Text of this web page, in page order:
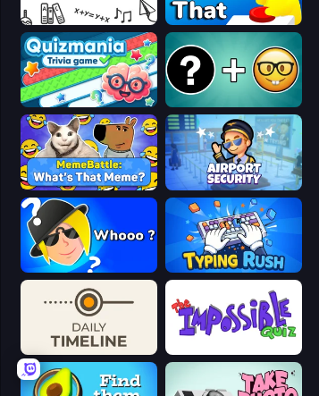
Brain Teaser ToT or Trivia
Quizmania: Trivia Game
MemeBattle: What's That Meme? Airport Security
Whooo? Typing Rush
Daily Timeline